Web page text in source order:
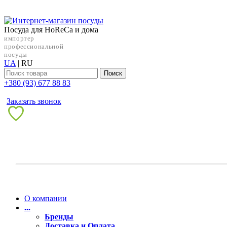
Посуда для HoReCa и дома
импортер
профессиональной
посуды
UA | RU
Поиск
+38‎0 (93) 677 88 83
Заказать звонок
О компании
...
Бренды